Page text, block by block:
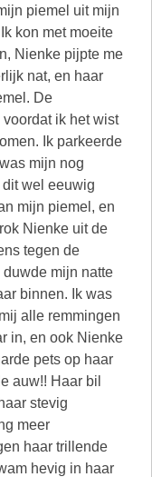
piemel uit mijn
kon met moeite
Nienke pijpte me
nat, en haar
De
ik het wist
Ik parkeerde
mijn nog
wel eeuwig
mijn piemel, en
Nienke uit de
tegen de
mijn natte
binnen. Ik was
alle remmingen
in, en ook Nienke
pets op haar
auw!! Haar bil
stevig
meer
haar trillende
hevig in haar